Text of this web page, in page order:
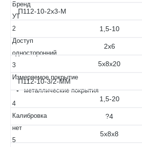
П112-10-2х3-М
1,5-10
2х6
5х8х20
П112-10-3/2-ММ
1,5-20
?4
5х8х8
Бренд
УТ
2
Доступ
односторонний
3
Измеряемое покрытие
металлические покрытия
4
Калибровка
нет
5